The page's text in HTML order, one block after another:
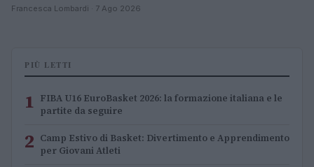
Francesca Lombardi · 7 Ago 2026
PIÙ LETTI
1 FIBA U16 EuroBasket 2026: la formazione italiana e le
partite da seguire
2 Camp Estivo di Basket: Divertimento e Apprendimento
per Giovani Atleti